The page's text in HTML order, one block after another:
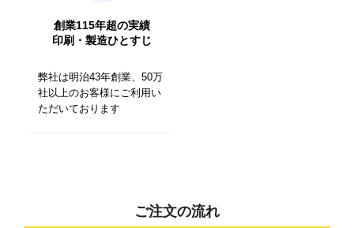
創業115年超の実績
印刷・製造ひとすじ
弊社は明治43年創業、50万
社以上のお客様にご利用い
ただいております
ご注文の流れ